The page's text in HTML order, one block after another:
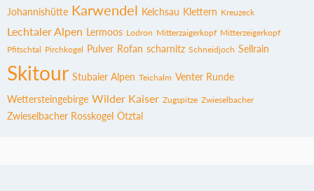
Johannishütte Karwendel Kelchsau Klettern Kreuzeck
Lechtaler Alpen Lermoos Lodron Mitterzaigerkopf Mitterzeigerkopf
Pfitschtal Pirchkogel Pulver Rofan scharnitz Schneidjoch Sellrain
Skitour Stubaier Alpen Teichalm Venter Runde
Wettersteingebirge Wilder Kaiser Zugspitze Zwieselbacher
Zwieselbacher Rosskogel Ötztal